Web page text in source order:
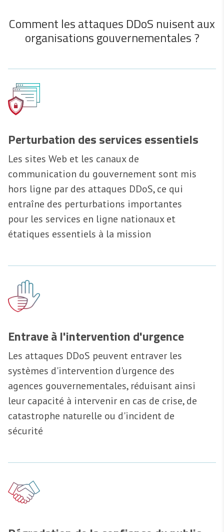
Comment les attaques DDoS nuisent aux
organisations gouvernementales ?
Perturbation des services essentiels
Les sites Web et les canaux de
communication du gouvernement sont mis
hors ligne par des attaques DDoS, ce qui
entraîne des perturbations importantes
pour les services en ligne nationaux et
étatiques essentiels à la mission
Entrave à l'intervention d'urgence
Les attaques DDoS peuvent entraver les
systèmes d'intervention d'urgence des
agences gouvernementales, réduisant ainsi
leur capacité à intervenir en cas de crise, de
catastrophe naturelle ou d'incident de
sécurité